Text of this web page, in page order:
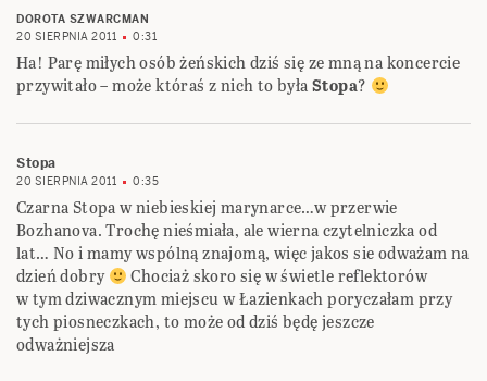
DOROTA SZWARCMAN
20 SIERPNIA 2011
0:31
Ha! Parę miłych osób żeńskich dziś się ze mną na koncercie
przywitało – może któraś z nich to byłaStopa?
Stopa
20 SIERPNIA 2011 0:35
Czarna Stopa w niebieskiej marynarce…w przerwie
Bozhanova. Trochę nieśmiała, ale wierna czytelniczka od
lat… No i mamy wspólną znajomą, więc jakos sie odważam na
dzień dobry
Chociaż skoro się w świetle reflektorów
w tym dziwacznym miejscu w Łazienkach poryczałam przy
tych piosneczkach, to może od dziś będę jeszcze
odważniejsza